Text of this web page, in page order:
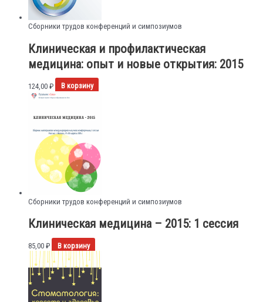
Сборники трудов конференций и симпозиумов
Клиническая и профилактическая
медицина: опыт и новые открытия: 2015
124,00 ₽ В корзину
Сборники трудов конференций и симпозиумов
Клиническая медицина – 2015: 1 сессия
85,00 ₽ В корзину